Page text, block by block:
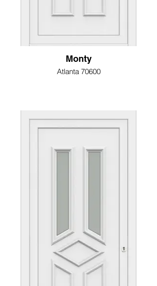
Monty
Atlanta 70600